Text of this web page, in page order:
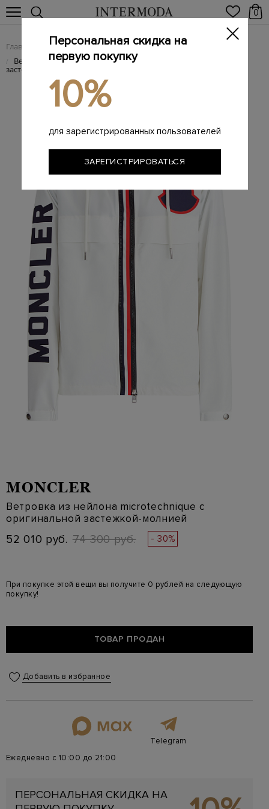
0
Главная Мужчинам / Одежда / Куртки
/ Ветровка из нейлона microtechnique с оригинальной
застежкой-молнией
MONCLER
Ветровка из нейлона microtechnique с
оригинальной застежкой-молнией
52 010 руб. 74 300 руб. - 30%
При покупке этой вещи вы получите 0 рублей на следующую
покупку!
ТОВАР ПРОДАН
Добавить в избранное
Telegram
Ежедневно с 10:00 до 21:00
ПЕРСОНАЛЬНАЯ СКИДКА НА
Персональная скидка на
первую покупку
10%
для зарегистрированных пользователей
ЗАРЕГИСТРИРОВАТЬСЯ